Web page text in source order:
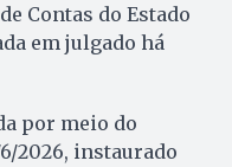
Contas do Estado
em julgado há
por meio do
2026, instaurado